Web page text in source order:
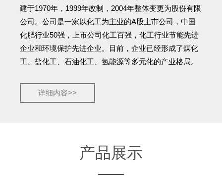
建于1970年，1999年改制，2004年整体变更为股份有限
公司。公司是一家以化工为主业的A股上市公司，中国
化肥行业50强，上市公司化工百强，化工行业节能先进
企业和环境保护先进企业。目前，企业已经形成了煤化
工、盐化工、石油化工、氢能源等多元化的产业格局。
详细内容>>
产品展示